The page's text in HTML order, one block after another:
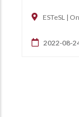
ESTeSL |
2022-08-